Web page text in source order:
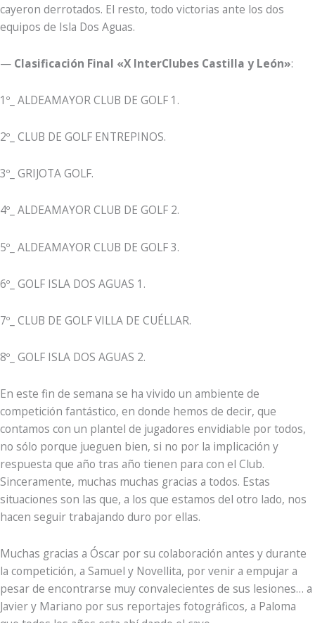
cayeron derrotados. El resto, todo victorias ante los dos
equipos de Isla Dos Aguas.
— Clasificación Final «X InterClubes Castilla y León»:
1º_ ALDEAMAYOR CLUB DE GOLF 1.
2º_ CLUB DE GOLF ENTREPINOS.
3º_ GRIJOTA GOLF.
4º_ ALDEAMAYOR CLUB DE GOLF 2.
5º_ ALDEAMAYOR CLUB DE GOLF 3.
6º_ GOLF ISLA DOS AGUAS 1.
7º_ CLUB DE GOLF VILLA DE CUÉLLAR.
8º_ GOLF ISLA DOS AGUAS 2.
En este fin de semana se ha vivido un ambiente de
competición fantástico, en donde hemos de decir, que
contamos con un plantel de jugadores envidiable por todos,
no sólo porque jueguen bien, si no por la implicación y
respuesta que año tras año tienen para con el Club.
Sinceramente, muchas muchas gracias a todos. Estas
situaciones son las que, a los que estamos del otro lado, nos
hacen seguir trabajando duro por ellas.
Muchas gracias a Óscar por su colaboración antes y durante
la competición, a Samuel y Novellita, por venir a empujar a
pesar de encontrarse muy convalecientes de sus lesiones… a
Javier y Mariano por sus reportajes fotográficos, a Paloma